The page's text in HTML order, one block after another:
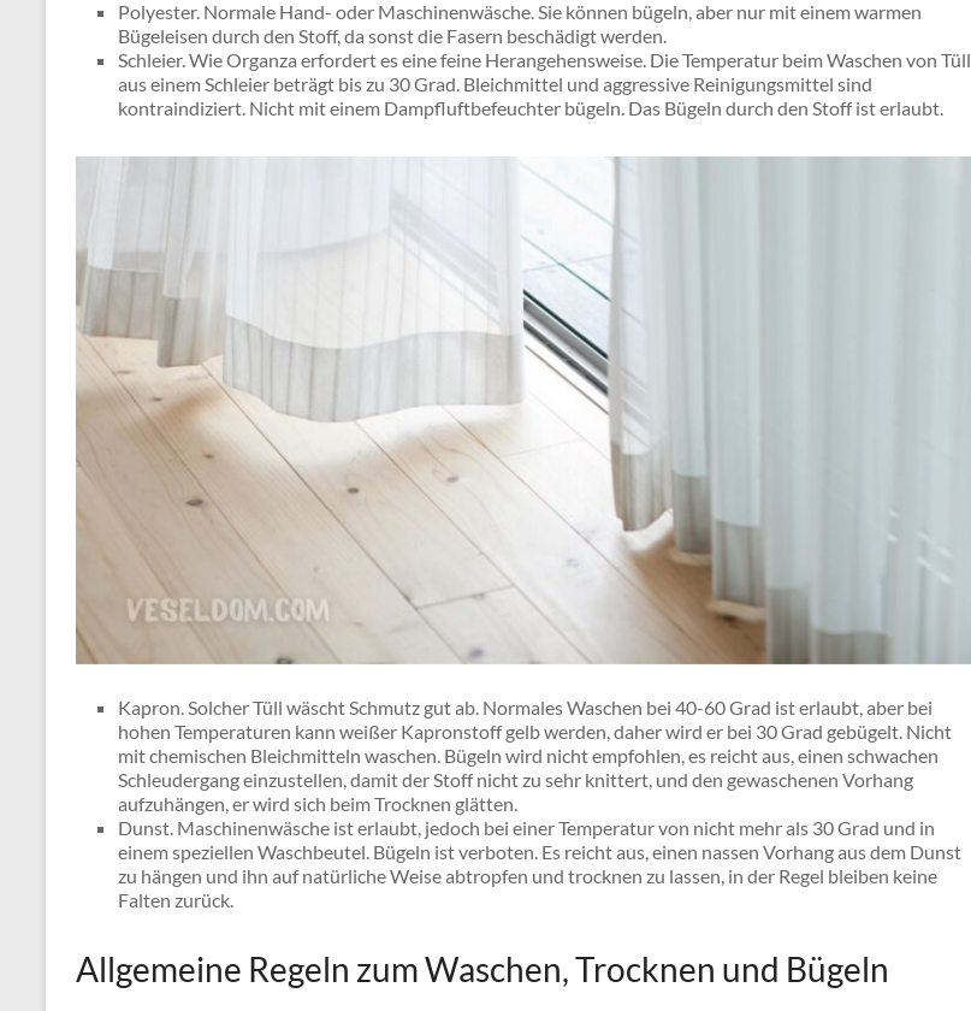
Polyester. Normale Hand- oder Maschinenwäsche. Sie können bügeln, aber nur mit einem warmen
Bügeleisen durch den Stoff, da sonst die Fasern beschädigt werden.
Schleier. Wie Organza erfordert es eine feine Herangehensweise. Die Temperatur beim Waschen von Tüll
aus einem Schleier beträgt bis zu 30 Grad. Bleichmittel und aggressive Reinigungsmittel sind
kontraindiziert. Nicht mit einem Dampfluftbefeuchter bügeln. Das Bügeln durch den Stoff ist erlaubt.
Kapron. Solcher Tüll wäscht Schmutz gut ab. Normales Waschen bei 40-60 Grad ist erlaubt, aber bei
hohen Temperaturen kann weißer Kapronstoff gelb werden, daher wird er bei 30 Grad gebügelt. Nicht
mit chemischen Bleichmitteln waschen. Bügeln wird nicht empfohlen, es reicht aus, einen schwachen
Schleudergang einzustellen, damit der Stoff nicht zu sehr knittert, und den gewaschenen Vorhang
aufzuhängen, er wird sich beim Trocknen glätten.
Dunst. Maschinenwäsche ist erlaubt, jedoch bei einer Temperatur von nicht mehr als 30 Grad und in
einem speziellen Waschbeutel. Bügeln ist verboten. Es reicht aus, einen nassen Vorhang aus dem Dunst
zu hängen und ihn auf natürliche Weise abtropfen und trocknen zu lassen, in der Regel bleiben keine
Falten zurück.
Allgemeine Regeln zum Waschen, Trocknen und Bügeln